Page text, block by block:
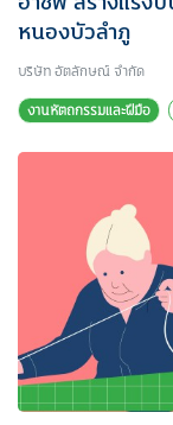
หนองบัวลำภู
บริษัท อัตลักษณ์ จำกัด
งานหัตถกรรมและฝีมือ